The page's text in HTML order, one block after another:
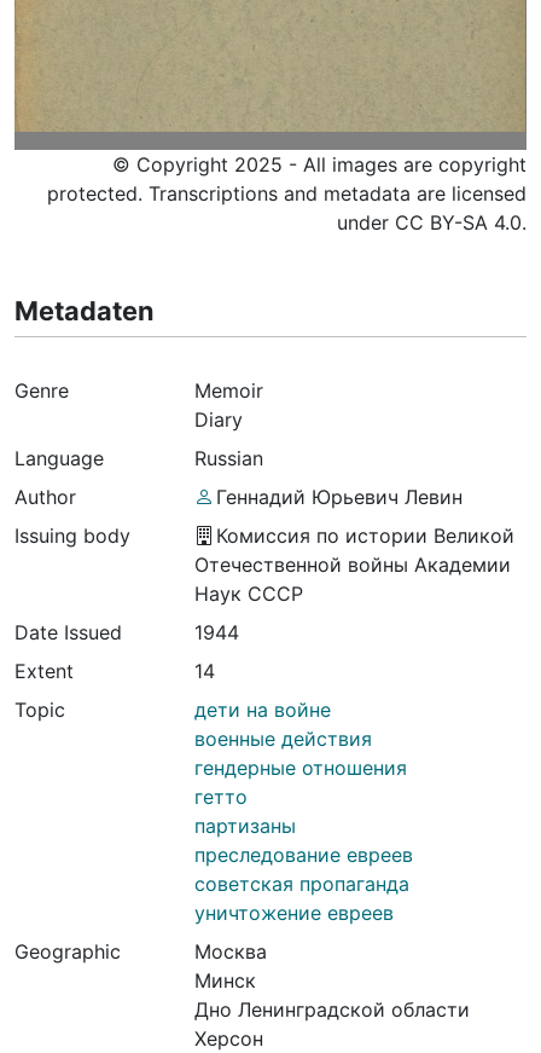
© Copyright 2025 - All images are copyright
protected. Transcriptions and metadata are licensed
under CC BY-SA 4.0.
Metadaten
Genre
Memoir
Diary
Language
Russian
Author
Геннадий Юрьевич Левин
Issuing body
Комиссия по истории Великой
Отечественной войны Академии
Наук СССР
Date Issued
1944
Extent
14
Topic
дети на войне
военные действия
гендерные отношения
гетто
партизаны
преследование евреев
советская пропаганда
уничтожение евреев
Geographic
Москва
Минск
Дно Ленинградской области
Херсон